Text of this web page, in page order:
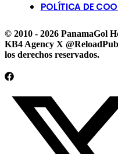
POLÍTICA DE
© 2010 - 2026 PanamaGol
KB4 Agency X
los derechos reservados.